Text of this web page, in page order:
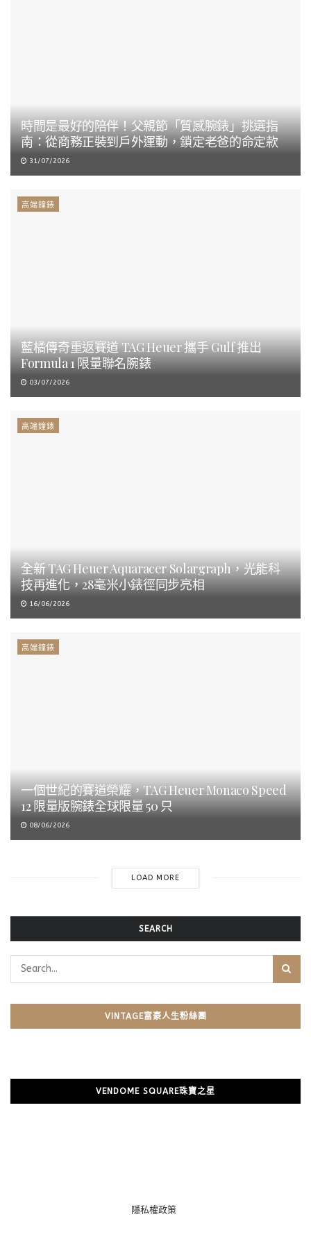
時間是最好的陪伴！父親節「質感腕錶」挑選指
南：從商務正裝到戶外運動，鎖定老爸的命定款
31/07/2026
高端鐘錶
藍橘傳奇重返賽道 TAG Heuer 攜手 Gulf 推出
Formula 1 限量聯名腕錶
03/07/2026
高端鐘錶
全新 TAG Heuer Aquaracer Solargraph，光能科
技再進化，28毫米小錶徑同步亮相
16/06/2026
高端鐘錶
一個世紀的賽道榮耀，TAG Heuer Monaco Speed
12 限量版腕錶全球限量 50 只
08/06/2026
LOAD MORE
SEARCH
VINTAGE富豪人生粉絲團
VENDOME SQUARE珠寶之星
隱私權政策